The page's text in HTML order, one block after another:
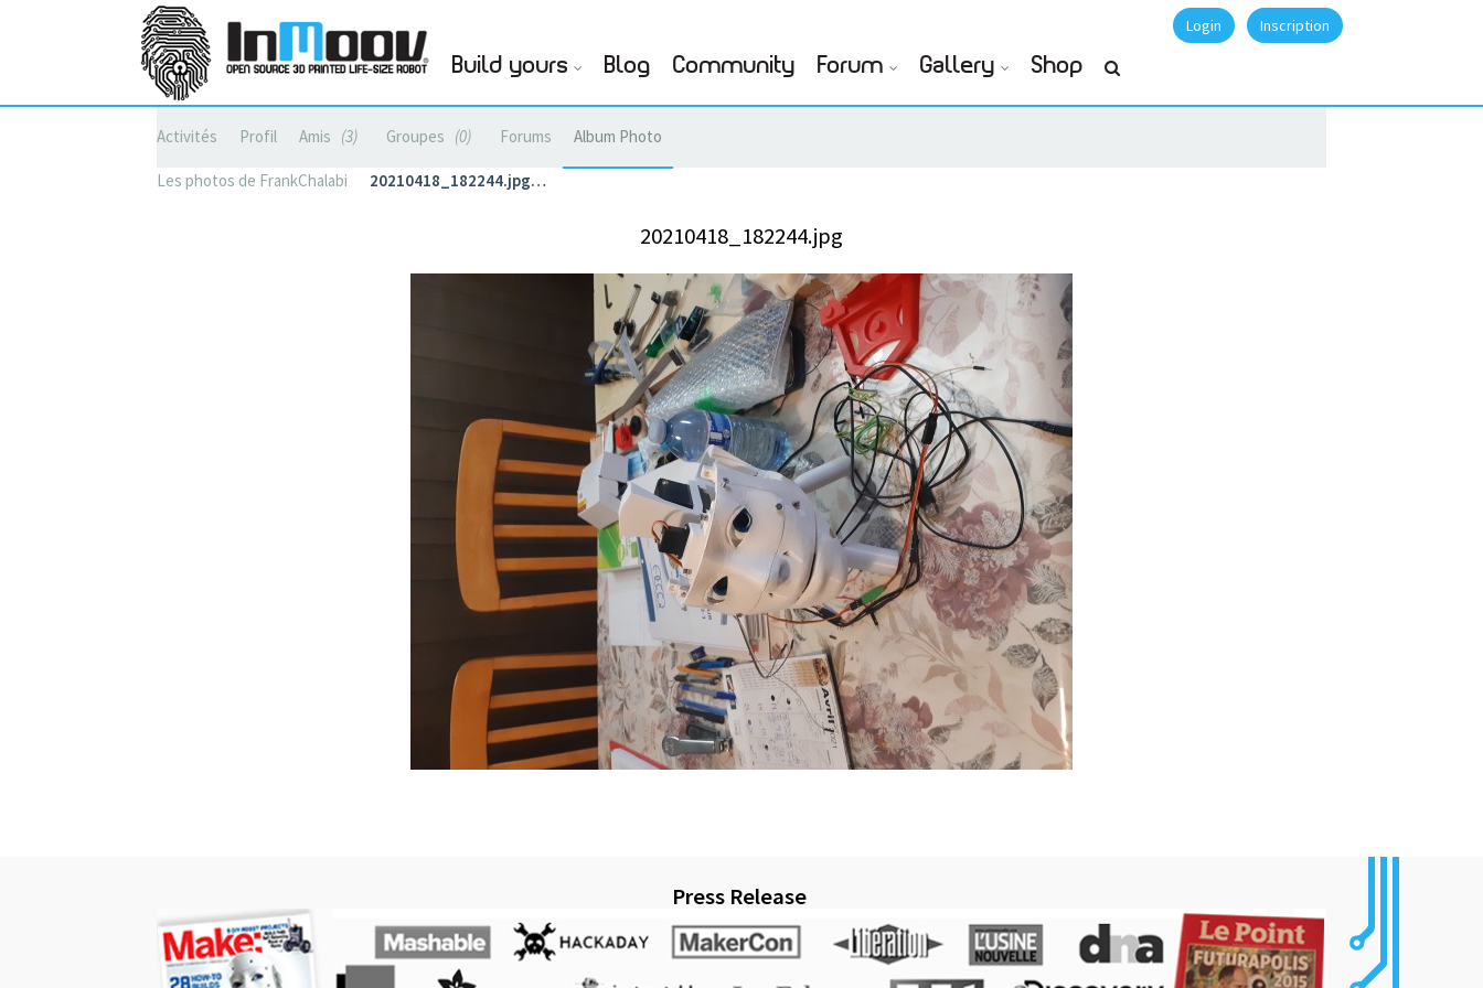
Login Inscription
Build yours Blog Community Forum Gallery Shop
Activités Profil Amis 3 Groupes 0 Forums Album Photo
Les photos de FrankChalabi 20210418_182244.jpg…
20210418_182244.jpg
Press Release